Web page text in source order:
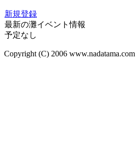
新規登録
最新の灘イベント情報
予定なし
Copyright (C) 2006 www.nadatama.com